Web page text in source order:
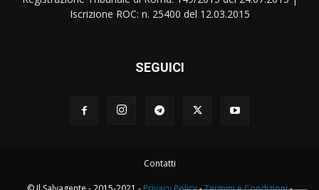
Iscrizione ROC: n. 25400 del 12.03.2015
SEGUICI
Contatti